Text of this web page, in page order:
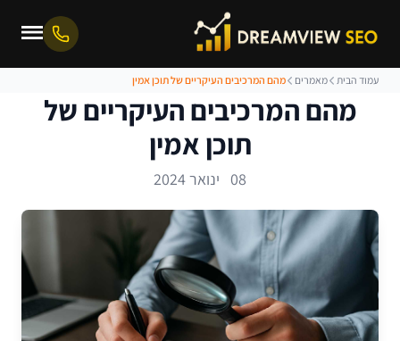
עמוד הבית מאמרים מהם המרכיבים העיקריים של תוכן אמין
מהם המרכיבים העיקריים של
תוכן אמין
08 ינואר 2024